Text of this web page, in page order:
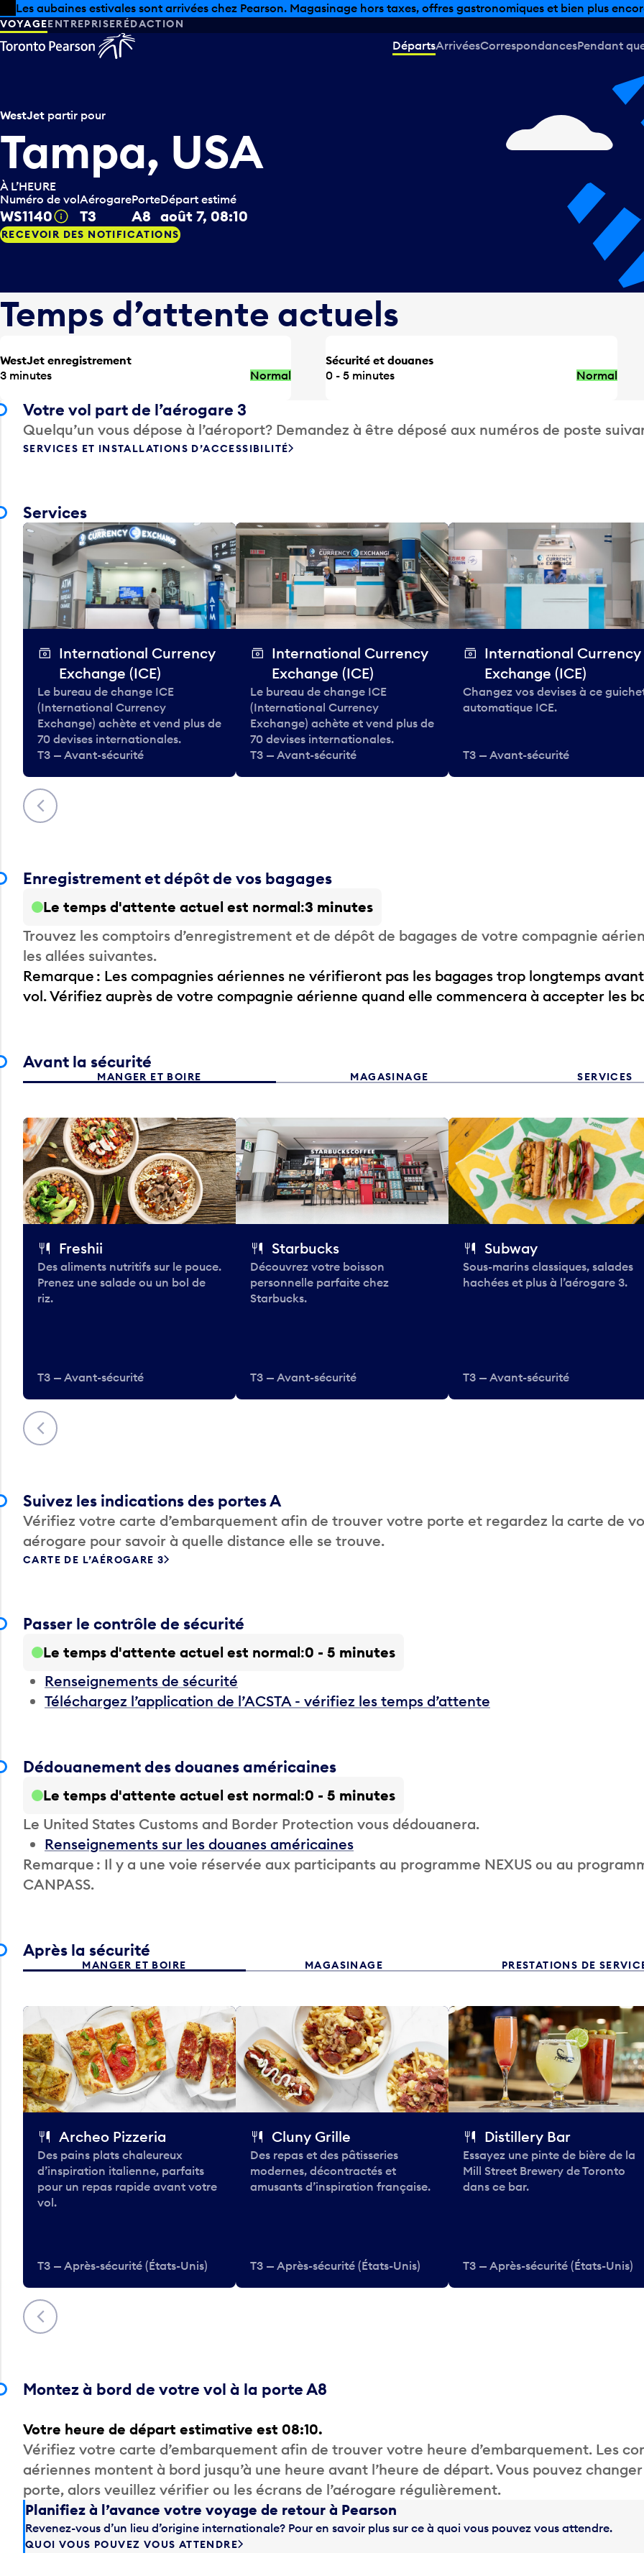
Skip to offers
Passer au contenu principal
Les aubaines estivales sont arrivées chez Pearson. Magasinage hors taxes, offres gastronomiques et bien plus
VOYAGEENTREPRISERÉDACTION
DépartsArrivéesCorrespondancesPendant
WestJet partir pour
Tampa, USA
À L’HEURE
Numéro de vol
WS1140 Infobulle
Aérogare
T3
Porte
A8
Départ estimé
août 7, 08:10
RECEVOIR DES NOTIFICATIONS
Temps d’attente actuels
WestJet enregistrement
3 minutes
Normal
Sécurité et douanes
0 - 5 minutes
Normal
Votre vol part de l’aérogare 3
Quelqu’un vous dépose à l’aéroport? Demandez à être déposé aux numéros de poste
SERVICES ET INSTALLATIONS D’ACCESSIBILITÉ
Services
Précédent
International Currency
Exchange (ICE)
Le bureau de change ICE
(International Currency
Exchange) achète et vend plus de
70 devises internationales.
T3 — Avant-sécurité
International Currency
Exchange (ICE)
Le bureau de change ICE
(International Currency
Exchange) achète et vend plus de
70 devises internationales.
T3 — Avant-sécurité
International Currency
Exchange (ICE)
Changez vos devises à ce
automatique ICE.
T3 — Avant-sécurité
Enregistrement et dépôt de vos bagages
Le temps d'attente actuel est normal 3 minutes
Trouvez les comptoirs d’enregistrement et de dépôt de bagages de votre compagnie
les allées suivantes.
Remarque : Les compagnies aériennes ne vérifieront pas les bagages trop longtemps
vol. Vérifiez auprès de votre compagnie aérienne quand elle commencera à accepter les
Avant la sécurité
MANGER ET BOIRE MAGASINAGE SERVICES
Précédent
Freshii
Des aliments nutritifs sur le pouce.
Prenez une salade ou un bol de
riz.
T3 — Avant-sécurité
Starbucks
Découvrez votre boisson
personnelle parfaite chez
Starbucks.
T3 — Avant-sécurité
Subway
Sous-marins classiques, salades
hachées et plus à l’aérogare 3.
T3 — Avant-sécurité
Suivez les indications des portes A
Vérifiez votre carte d’embarquement afin de trouver votre porte et regardez la carte de
aérogare pour savoir à quelle distance elle se trouve.
CARTE DE L’AÉROGARE 3
Passer le contrôle de sécurité
Le temps d'attente actuel est normal 0 - 5 minutes
Renseignements de sécurité
Téléchargez l’application de l’ACSTA - vérifiez les temps d’attente
Dédouanement des douanes américaines
Le temps d'attente actuel est normal 0 - 5 minutes
Le United States Customs and Border Protection vous dédouanera.
Renseignements sur les douanes américaines
Remarque : Il y a une voie réservée aux participants au programme NEXUS ou au
CANPASS.
Après la sécurité
MANGER ET BOIRE MAGASINAGE PRESTATIONS DE
Précédent
Archeo Pizzeria
Des pains plats chaleureux
d’inspiration italienne, parfaits
pour un repas rapide avant votre
vol.
T3 — Après-sécurité (États-Unis)
Cluny Grille
Des repas et des pâtisseries
modernes, décontractés et
amusants d’inspiration française.
T3 — Après-sécurité (États-Unis)
Distillery Bar
Essayez une pinte de bière de la
Mill Street Brewery de Toronto
dans ce bar.
T3 — Après-sécurité (États-Unis)
Montez à bord de votre vol à la porte A8
Votre heure de départ estimative est 08:10.
Vérifiez votre carte d’embarquement afin de trouver votre heure d’embarquement. Les
aériennes montent à bord jusqu’à une heure avant l’heure de départ. Vous pouvez
porte, alors veuillez vérifier ou les écrans de l’aérogare régulièrement.
Planifiez à l’avance votre voyage de retour à Pearson
Revenez-vous d’un lieu d’origine internationale? Pour en savoir plus sur ce à quoi vous pouvez vous attendre.
QUOI VOUS POUVEZ VOUS ATTENDRE